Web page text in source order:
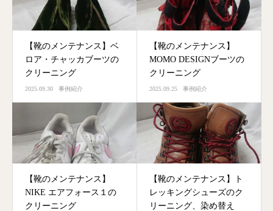
【靴のメンテナンス】ベ
ロア・チャッカブーツの
クリーニング
2025.09.30 事例紹介
【靴のメンテナンス】
MOMO DESIGNブーツの
クリーニング
2025.09.25 事例紹介
【靴のメンテナンス】
NIKE エアフォース１の
クリーニング
【靴のメンテナンス】ト
レッキングシューズのク
リーニング、染め替え